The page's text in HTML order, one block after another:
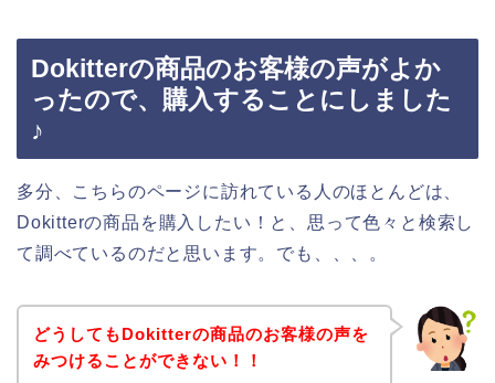
Dokitterの商品のお客様の声がよか
ったので、購入することにしました
♪
多分、こちらのページに訪れている人のほとんどは、
Dokitterの商品を購入したい！と、思って色々と検索し
て調べているのだと思います。でも、、、。
どうしてもDokitterの商品のお客様の声を
みつけることができない！！